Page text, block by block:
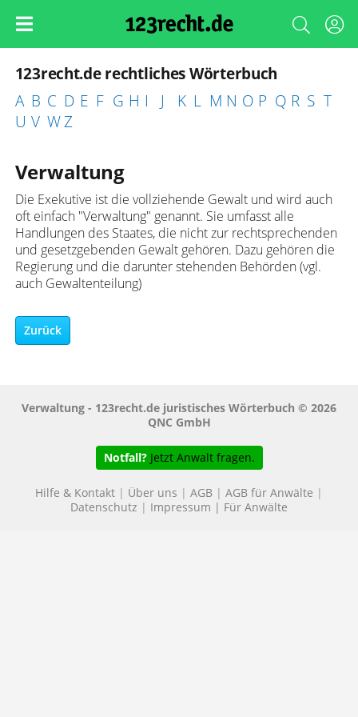
123recht.de rechtliches Wörterbuch
A B C D E F G H I J K L M N O P Q R S T
U V WZ
Verwaltung
Die Exekutive ist die vollziehende Gewalt und wird auch
oft einfach "Verwaltung" genannt. Sie umfasst alle
Handlungen des Staates, die nicht zur rechtsprechenden
und gesetzgebenden Gewalt gehören. Dazu gehören die
Regierung und die darunter stehenden Behörden (vgl.
auch Gewaltenteilung)
Zurück
Verwaltung - 123recht.de juristisches Wörterbuch © 2026
QNC GmbH
Notfall? Jetzt Anwalt fragen.
Hilfe & Kontakt | Über uns | AGB | AGB für Anwälte |
Datenschutz | Impressum | Für Anwälte